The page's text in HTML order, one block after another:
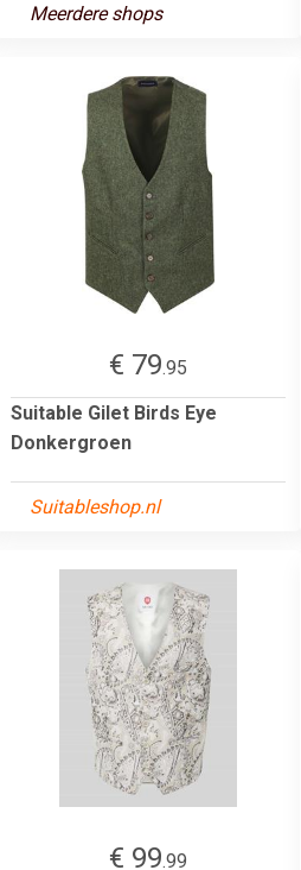
Meerdere shops
€ 79.95
Suitable Gilet Birds Eye
Donkergroen
Suitableshop.nl
€ 99.99